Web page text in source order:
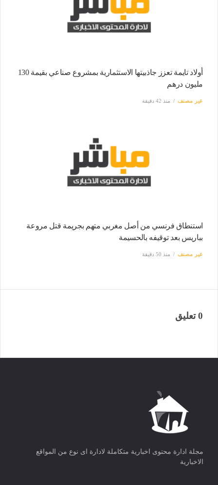
أولاد تايمة تعزز جاذبيتها الاستثمارية بمشروع صناعي بقيمة 130
مليون درهم
غير مصنف منذ 42 دقيقة
استنطاق فرنسي من أصل مغربي متهم بجريمة قتل مروعة
بباريس بعد توقيفه بالحسيمة
غير مصنف منذ 50 دقيقة
0 تعليق
مجلة ادارة محتوى اخبارية متكاملة لادارة اى نوع من المواقع
الاخبارية